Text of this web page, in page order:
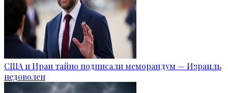
США и Иран тайно подписали меморандум — Израиль
недоволен